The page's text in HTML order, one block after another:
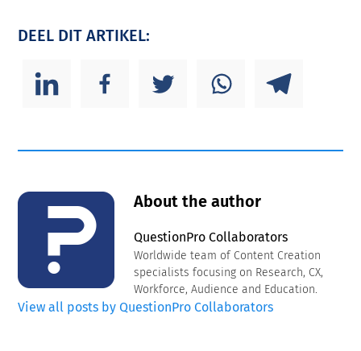
DEEL DIT ARTIKEL:
About the author
QuestionPro Collaborators
Worldwide team of Content Creation
specialists focusing on Research, CX,
Workforce, Audience and Education.
View all posts by QuestionPro Collaborators